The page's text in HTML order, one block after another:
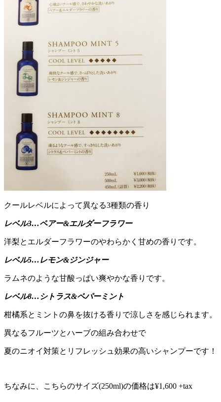
クールレベルによって異なる3種類の香り
レベル3…ペアー&エルダーフラワー
洋梨とエルダーフラワーのやわらかく甘めの香りです。
レベル5…レモン&ジンジャー
ラムネのような甘酸っぱい爽やかな香りです。
レベル8…シトラス&ペパーミント
柑橘系とミントの鼻を抜ける香りで涼しさを感じられます。
異なるフルーツとハーブの組み合わせで
夏のニオイ対策とリフレッシュ効果の高いシャンプーです！
ちなみに、こちらのサイズ(250ml)の価格は¥1,600 +tax